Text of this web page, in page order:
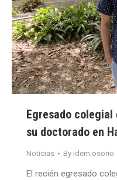
Egresado
su doctorado en
Noticias By idem.osorio
El recién egresado